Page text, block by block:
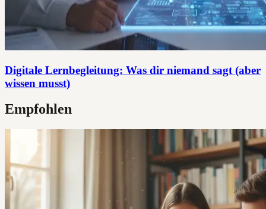
Digitale Lernbegleitung: Was dir niemand sagt (aber
wissen musst)
Empfohlen